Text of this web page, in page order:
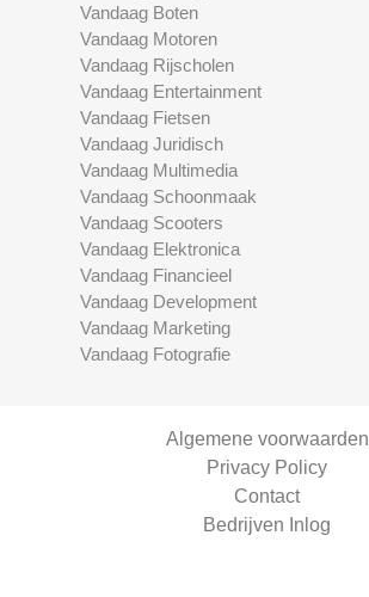
Vandaag Boten
Vandaag Motoren
Vandaag Rijscholen
Vandaag Entertainment
Vandaag Fietsen
Vandaag Juridisch
Vandaag Multimedia
Vandaag Schoonmaak
Vandaag Scooters
Vandaag Elektronica
Vandaag Financieel
Vandaag Development
Vandaag Marketing
Vandaag Fotografie
Algemene voorwaarden
Privacy Policy
Contact
Bedrijven Inlog